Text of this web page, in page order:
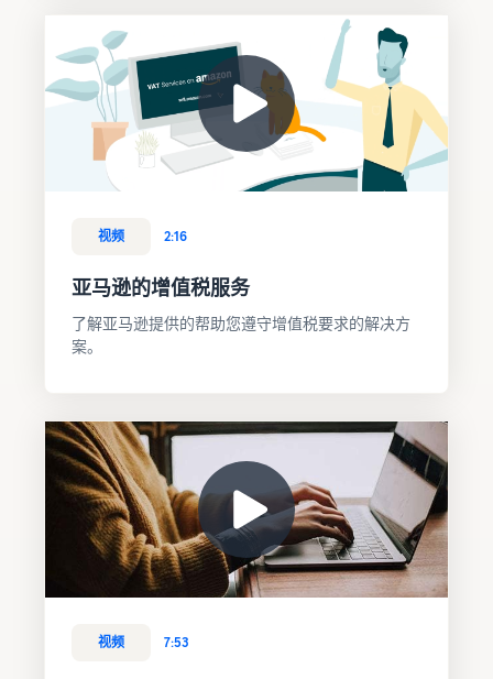
视频 2:16
亚马逊的增值税服务
了解亚马逊提供的帮助您遵守增值税要求的解决方
案。
视频 7:53